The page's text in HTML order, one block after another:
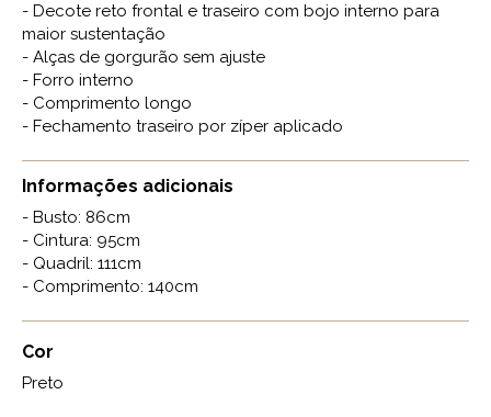
- Decote reto frontal e traseiro com bojo interno para
maior sustentação
- Alças de gorgurão sem ajuste
- Forro interno
- Comprimento longo
- Fechamento traseiro por zíper aplicado
Informações adicionais
- Busto: 86cm
- Cintura: 95cm
- Quadril: 111cm
- Comprimento: 140cm
Cor
Preto